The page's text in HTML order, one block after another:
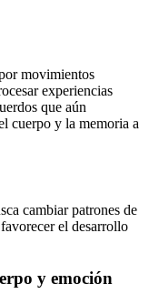
movimientos
experiencias
que aún
cuerpo y la memoria a
cambiar patrones de
el desarrollo
y emoción